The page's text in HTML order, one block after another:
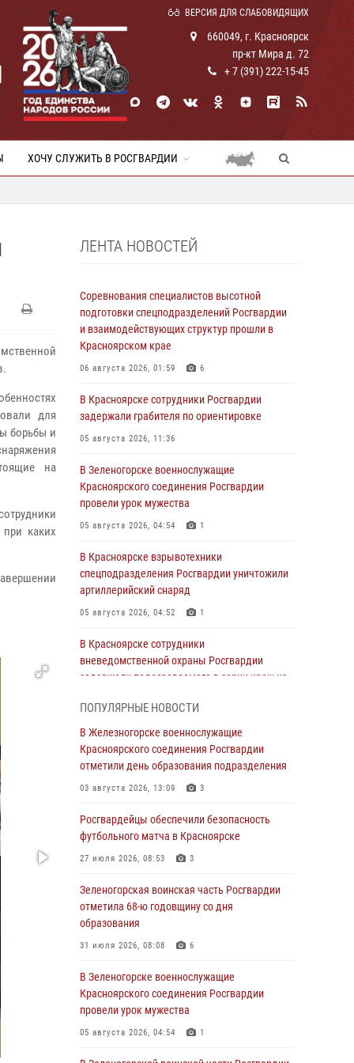
ВЕРСИЯ ДЛЯ СЛАБОВИДЯЩИХ
660049, г. Красноярск
пр-кт Мира д. 72
+ 7 (391) 222-15-45
ХОЧУ СЛУЖИТЬ В РОСГВАРДИИ
для
борьбы и
на
каких
ЛЕНТА НОВОСТЕЙ
Соревнования специалистов высотной
подготовки спецподразделений Росгвардии
и взаимодействующих структур прошли в
Красноярском крае
06 августа 2026, 01:59 6
В Красноярске сотрудники Росгвардии
задержали грабителя по ориентировке
05 августа 2026, 11:36
В Зеленогорске военнослужащие
Красноярского соединения Росгвардии
провели урок мужества
05 августа 2026, 04:54 1
В Красноярске взрывотехники
спецподразделения Росгвардии уничтожили
артиллерийский снаряд
05 августа 2026, 04:52 1
В Красноярске сотрудники
вневедомственной охраны Росгвардии
задержали подозреваемого в серии краж из
Сотрудники Росгвардии обеспечили
общественный порядок во время
проведения экстремального заплыва в
04 августа 2026, 08:36 1
В Красноярске сотрудники Росгвардии
супермаркета
04 августа 2026, 06:50
Военнослужащие Красноярского соединения
с тонкостями РХБ защиты
03 августа 2026, 13:12 2
В Железногорске военнослужащие
отметили день образования подразделения
ПОПУЛЯРНЫЕ НОВОСТИ
В Железногорске военнослужащие
Красноярского соединения Росгвардии
отметили день образования подразделения
03 августа 2026, 13:09 3
Росгвардейцы обеспечили безопасность
футбольного матча в Красноярске
27 июля 2026, 08:53 3
Зеленогорская воинская часть Росгвардии
отметила 68-ю годовщину со дня
образования
31 июля 2026, 08:08 6
В Зеленогорске военнослужащие
Красноярского соединения Росгвардии
провели урок мужества
05 августа 2026, 04:54 1